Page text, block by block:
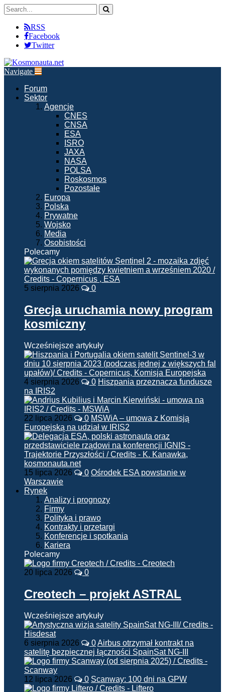
RSS
Facebook
Twitter
Navigate
Forum
Sektor
Agencje
CNES
CNSA
ESA
ISRO
JAXA
NASA
POLSA
Roskosmos
Pozostałe
Europa
Polska
Prywatne
Wojsko
Media
Osobistości
Polecamy
5 sierpnia 2026 0
Grecja uruchamia nowy program
kosmiczny
Wcześniejsze artykuły
4 sierpnia 2026 0 Hiszpania przeznacza fundusze
na IRIS2
22 lipca 2026 0 MSWiA – umowa z Komisją
Europejską na udział w IRIS2
15 lipca 2026 0 Ośrodek ESA powstanie w
Warszawie
Rynek
Analizy i prognozy
Firmy
Polityka i prawo
Kontrakty i przetargi
Konferencje i spotkania
Kariera
Polecamy
20 lipca 2026 0
Creotech – projekt ASTRAL
Wcześniejsze artykuły
6 sierpnia 2026 0Airbus otrzymał kontrakt na
satelitę bezpiecznej łączności SpainSat NG-III
12 lipca 2026 0 Scanway: 100 dni na GPW